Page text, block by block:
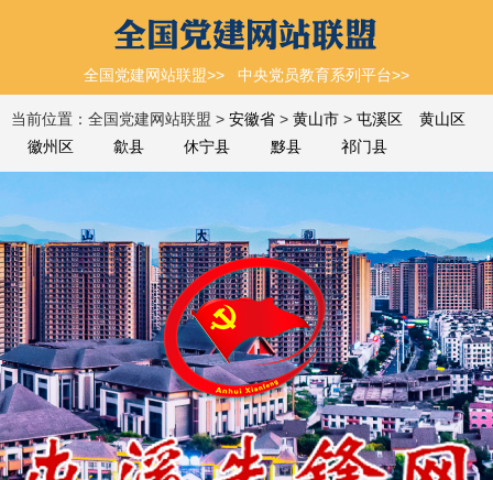
全国党建网站联盟>> 中央党员教育系列平台>>
当前位置：全国党建网站联盟 > 安徽省 > 黄山市 > 屯溪区
黄山区
徽州区
歙县 休宁县 黟县 祁门县